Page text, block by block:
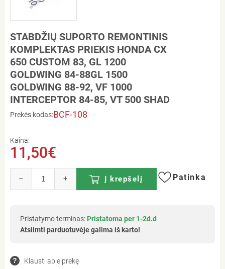
STABDŽIŲ SUPORTO REMONTINIS
KOMPLEKTAS PRIEKIS HONDA CX
650 CUSTOM 83, GL 1200
GOLDWING 84-88GL 1500
GOLDWING 88-92, VF 1000
INTERCEPTOR 84-85, VT 500 SHAD
Prekės kodas:BCF-108
Kaina:
11,50€
– + Į krepšelį Patinka
Pristatymo terminas: Pristatoma per 1-2d.d
Atsiimti parduotuvėje galima iš karto!
Klausti apie prekę